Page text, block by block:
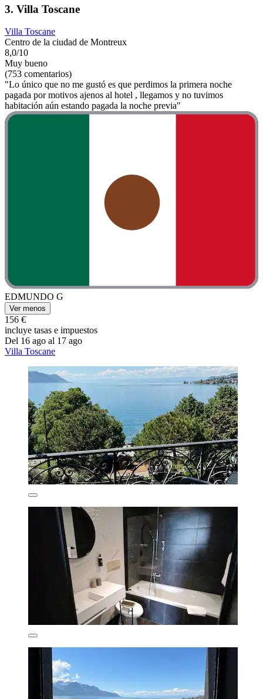
3. Villa Toscane
Villa Toscane
Centro de la ciudad de Montreux
8,0/10
Muy bueno
(753 comentarios)
"Lo único que no me gustó es que perdimos la primera noche
pagada por motivos ajenos al hotel , llegamos y no tuvimos
habitación aún estando pagada la noche previa"
EDMUNDO G
Ver menos
156 €
incluye tasas e impuestos
Del 16 ago al 17 ago
Villa Toscane